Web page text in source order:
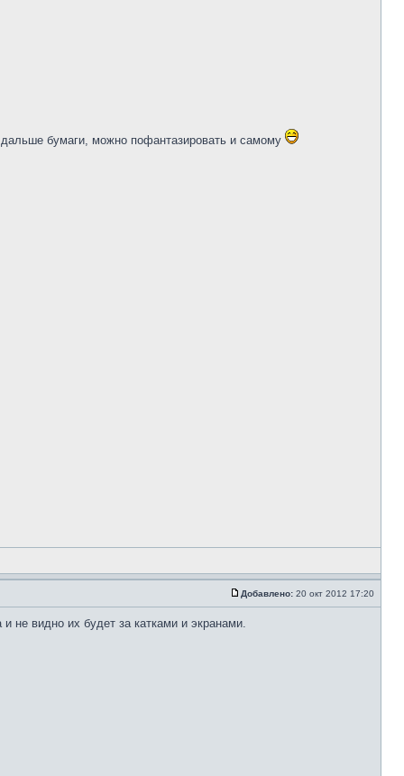
бумаги, можно пофантазировать и самому
Добавлено: 20 окт 2012 17:20
не видно их будет за катками и экранами.